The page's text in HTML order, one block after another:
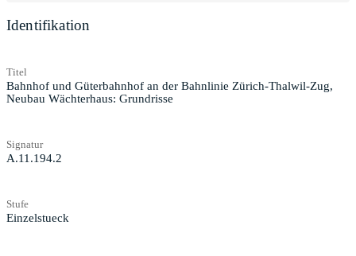
Identifikation
Titel
Bahnhof und Güterbahnhof an der Bahnlinie Zürich-Thalwil-Zug,
Neubau Wächterhaus: Grundrisse
Signatur
A.11.194.2
Stufe
Einzelstueck